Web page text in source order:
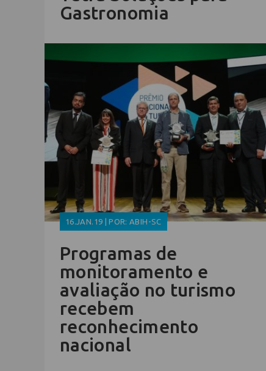
Gastronomia
16.JAN.19 | POR: ABIH-SC
Programas de
monitoramento e
avaliação no turismo
recebem
reconhecimento
nacional